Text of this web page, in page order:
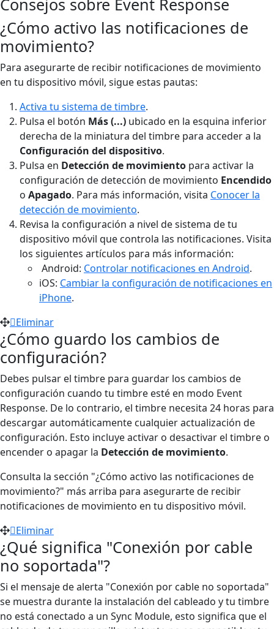
¿Cómo activo las notificaciones de
movimiento?
Para asegurarte de recibir notificaciones de movimiento
en tu dispositivo móvil, sigue estas pautas:
Activa tu sistema de timbre.
Pulsa el botón Más (...) ubicado en la esquina inferior
derecha de la miniatura del timbre para acceder a la
Configuración del dispositivo.
Pulsa en Detección de movimiento para activar la
configuración de detección de movimiento Encendido
o Apagado. Para más información, visita Conocer la
detección de movimiento.
Revisa la configuración a nivel de sistema de tu
dispositivo móvil que controla las notificaciones. Visita
los siguientes artículos para más información:
Android: Controlar notificaciones en Android.
iOS: Cambiar la configuración de notificaciones en
iPhone.
Eliminar
¿Cómo guardo los cambios de
configuración?
Debes pulsar el timbre para guardar los cambios de
configuración cuando tu timbre esté en modo Event
Response. De lo contrario, el timbre necesita 24 horas para
descargar automáticamente cualquier actualización de
configuración. Esto incluye activar o desactivar el timbre o
encender o apagar la Detección de movimiento.
Consulta la sección "¿Cómo activo las notificaciones de
movimiento?" más arriba para asegurarte de recibir
notificaciones de movimiento en tu dispositivo móvil.
Eliminar
¿Qué significa "Conexión por cable
no soportada"?
Si el mensaje de alerta "Conexión por cable no soportada"
se muestra durante la instalación del cableado y tu timbre
no está conectado a un Sync Module, esto significa que el